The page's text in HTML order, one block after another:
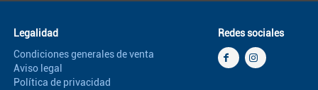
Legalidad
Condiciones generales de venta
Aviso legal
Política de privacidad
Redes sociales